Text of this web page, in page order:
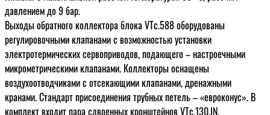
давлением до 9 бар.
Выходы обратного коллектора блока VTс.588 оборудованы
регулировочными клапанами с возможностью установки
электротермических сервоприводов, подающего – настроечными
микрометрическими клапанами. Коллекторы оснащены
воздухоотводчиками с отсекающими клапанами, дренажными
кранами. Стандарт присоединения трубных петель – «евроконус». В
комплект входит пара сдвоенных кронштейнов VTc.130.IN.